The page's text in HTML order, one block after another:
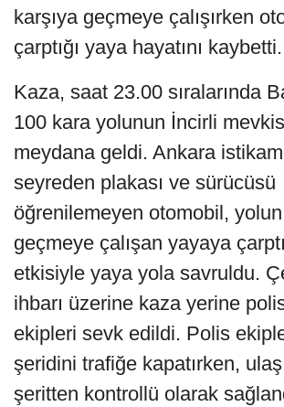
karşıya geçmeye çalışırken
çarptığı yaya hayatını kaybetti.
Kaza, saat 23.00 sıralarında
100 kara yolunun İncirli
meydana geldi. Ankara
seyreden plakası ve sürücüsü
öğrenilemeyen otomobil, yolun
geçmeye çalışan yayaya
etkisiyle yaya yola savruldu.
ihbarı üzerine kaza yerine
ekipleri sevk edildi. Polis
şeridini trafiğe kapatırken,
şeritten kontrollü olarak